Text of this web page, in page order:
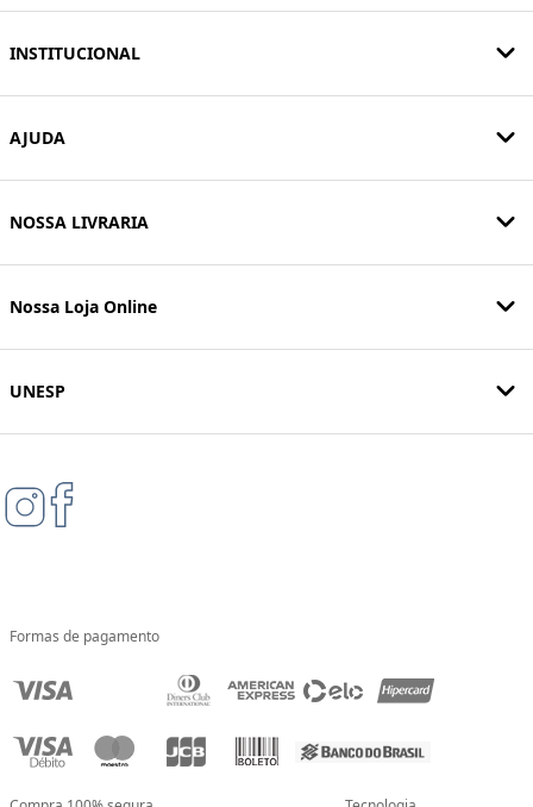
INSTITUCIONAL
AJUDA
NOSSA LIVRARIA
Nossa Loja Online
UNESP
Formas de pagamento